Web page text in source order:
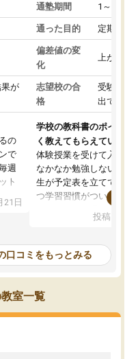
が
の
で
週
ト
し
気
上の
験ま
な
21日
通塾期間 1～3ヵ月
通った目的 定期テス
偏差値の変
化
上がった
志望校の合
格
受験して
出ていな
学校の教科書のポイント
く教えてもらえている
体験授業を受けて入塾し
なかなか勉強しない息子
生が予定表を立ててくれ
つ学習習慣がついてきま
指導が無い日も予定表
問できるのでとても助か
投稿日：
口コミをもっとみる
室一覧